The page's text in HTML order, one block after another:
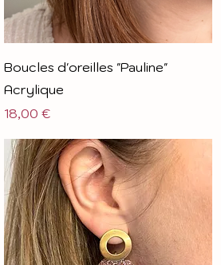
Boucles d'oreilles "Pauline"
Acrylique
Prix
18,00 €